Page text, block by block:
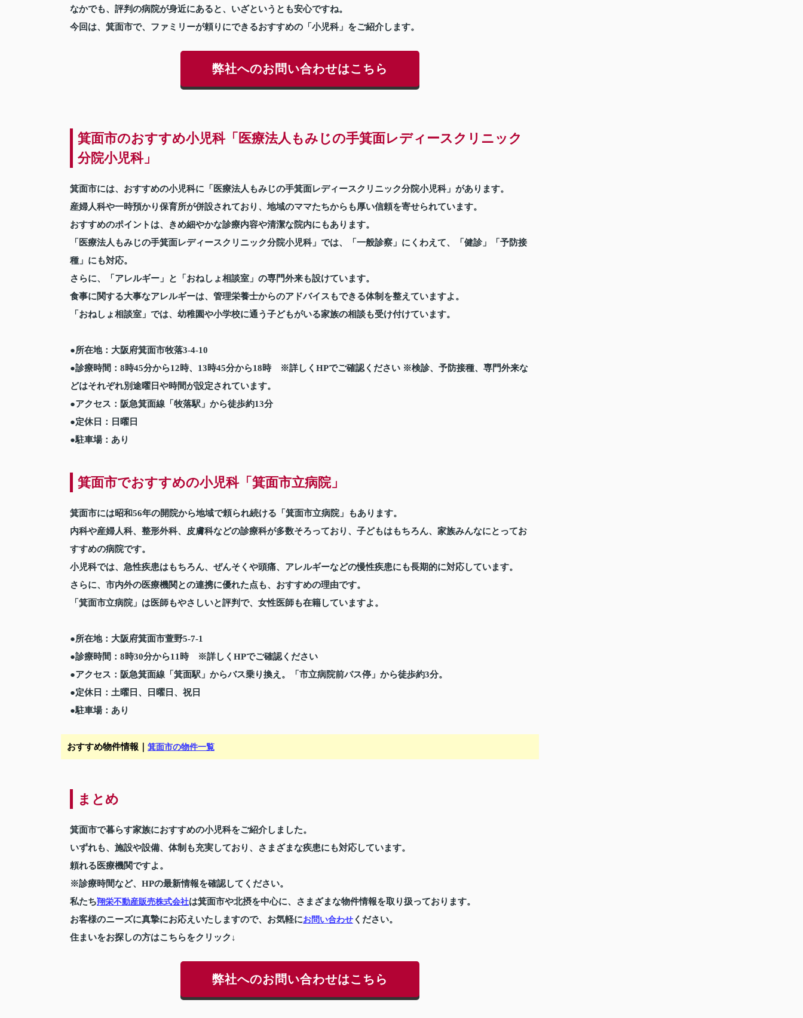
なかでも、評判の病院が身近にあると、いざというとも安心ですね。
今回は、箕面市で、ファミリーが頼りにできるおすすめの「小児科」をご紹介します。
弊社へのお問い合わせはこちら
箕面市のおすすめ小児科「医療法人もみじの手箕面レディースクリニック
分院小児科」
箕面市には、おすすめの小児科に「医療法人もみじの手箕面レディースクリニック分院小児科」があります。
産婦人科や一時預かり保育所が併設されており、地域のママたちからも厚い信頼を寄せられています。
おすすめのポイントは、きめ細やかな診療内容や清潔な院内にもあります。
「医療法人もみじの手箕面レディースクリニック分院小児科」では、「一般診察」にくわえて、「健診」「予防接
種」にも対応。
さらに、「アレルギー」と「おねしょ相談室」の専門外来も設けています。
食事に関する大事なアレルギーは、管理栄養士からのアドバイスもできる体制を整えていますよ。
「おねしょ相談室」では、幼稚園や小学校に通う子どもがいる家族の相談も受け付けています。
●所在地：大阪府箕面市牧落3-4-10
●診療時間：8時45分から12時、13時45分から18時 ※詳しくHPでご確認ください ※検診、予防接種、専門外来な
どはそれぞれ別途曜日や時間が設定されています。
●アクセス：阪急箕面線「牧落駅」から徒歩約13分
●定休日：日曜日
●駐車場：あり
箕面市でおすすめの小児科「箕面市立病院」
箕面市には昭和56年の開院から地域で頼られ続ける「箕面市立病院」もあります。
内科や産婦人科、整形外科、皮膚科などの診療科が多数そろっており、子どもはもちろん、家族みんなにとってお
すすめの病院です。
小児科では、急性疾患はもちろん、ぜんそくや頭痛、アレルギーなどの慢性疾患にも長期的に対応しています。
さらに、市内外の医療機関との連携に優れた点も、おすすめの理由です。
「箕面市立病院」は医師もやさしいと評判で、女性医師も在籍していますよ。
●所在地：大阪府箕面市萱野5-7-1
●診療時間：8時30分から11時 ※詳しくHPでご確認ください
●アクセス：阪急箕面線「箕面駅」からバス乗り換え。「市立病院前バス停」から徒歩約3分。
●定休日：土曜日、日曜日、祝日
●駐車場：あり
おすすめ物件情報｜ 箕面市の物件一覧
まとめ
箕面市で暮らす家族におすすめの小児科をご紹介しました。
いずれも、施設や設備、体制も充実しており、さまざまな疾患にも対応しています。
頼れる医療機関ですよ。
※診療時間など、HPの最新情報を確認してください。
私たち翔栄不動産販売株式会社は箕面市や北摂を中心に、さまざまな物件情報を取り扱っております。
お客様のニーズに真摯にお応えいたしますので、お気軽にお問い合わせ ください。
住まいをお探しの方はこちらをクリック↓
弊社へのお問い合わせはこちら